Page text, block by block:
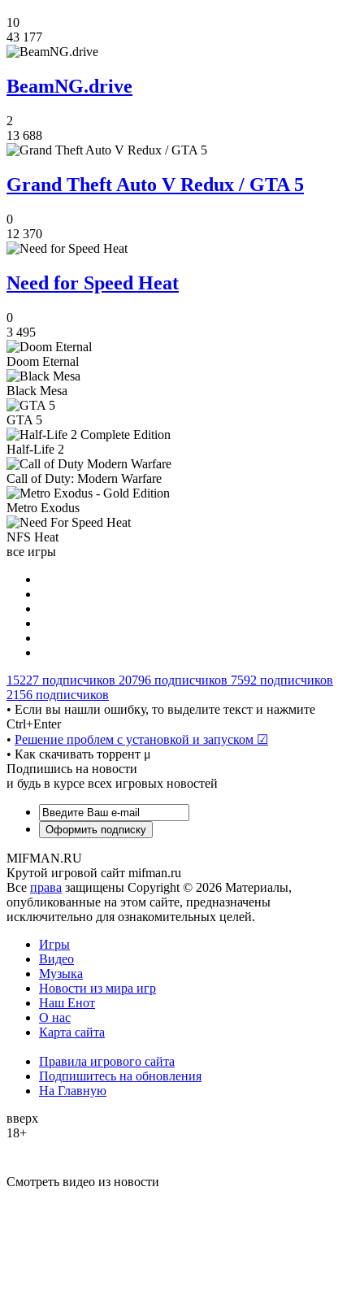
10
43 177
BeamNG.drive
2
13 688
Grand Theft Auto V Redux / GTA 5
0
12 370
Need for Speed Heat
0
3 495
Doom Eternal
Black Mesa
GTA 5
Half-Life 2
Call of Duty: Modern Warfare
Metro Exodus
NFS Heat
все игры
15227 подписчиков 20796 подписчиков 7592 подписчиков
2156 подписчиков
• Если вы нашли ошибку, то выделите текст и нажмите
Ctrl+Enter
• Решение проблем с установкой и запуском ☑
• Как скачивать торрент μ
Подпишись на новости
и будь в курсе всех игровых новостей
MIFMAN.RU
Крутой игровой сайт mifman.ru
Все права защищены Copyright © 2026 Материалы,
опубликованные на этом сайте, предназначены
исключительно для ознакомительных целей.
Игры
Видео
Музыка
Новости из мира игр
Наш Енот
О нас
Карта сайта
Правила игрового сайта
Подпишитесь на обновления
На Главную
вверх
18+
Смотреть видео из новости